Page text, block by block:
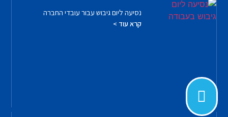
נסיעה ליום גיבוש עבור עובדי החברה
קרא עוד >